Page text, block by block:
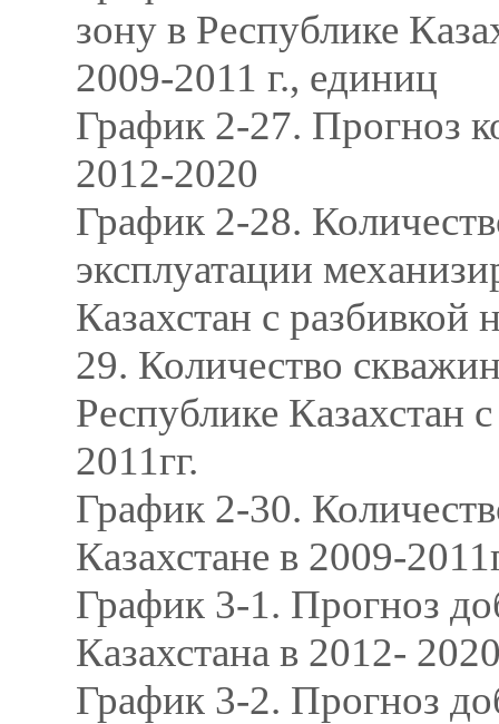
зону в Республике
2009-2011 г., единиц
График 2-27. Прогноз
2012-2020
График 2-28.
эксплуатации
Казахстан с разбивкой
29. Количество
Республике Казахстан
2011гг.
График 2-30.
Казахстане в 2009-
График 3-1. Прогноз
Казахстана в 2012-
График 3-2. Прогноз